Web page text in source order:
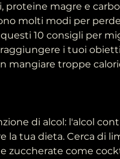
proteine magre e
molti modi per
10 consigli per
i tuoi
mangiare troppe
di alcol: l'alcol
la tua dieta. Cerca di
zuccherate come